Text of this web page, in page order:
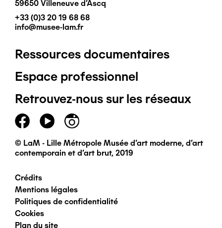
59650 Villeneuve d'Ascq
+33 (0)3 20 19 68 68
info@musee-lam.fr
Pied
de
page
principal
Ressources documentaires
Espace professionnel
Retrouvez-nous sur les réseaux
© LaM - Lille Métropole Musée d'art moderne, d'art
contemporain et d'art brut, 2019
Pied
de
Crédits
Mentions légales
Politiques de confidentialité
Cookies
Plan du site